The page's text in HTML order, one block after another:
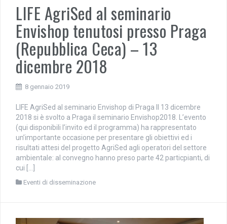
LIFE AgriSed al seminario
Envishop tenutosi presso Praga
(Repubblica Ceca) – 13
dicembre 2018
8 gennaio 2019
LIFE AgriSed al seminario Envishop di Praga Il 13 dicembre
2018 si è svolto a Praga il seminario Envishop2018. L’evento
(qui disponibili l’invito ed il programma) ha rappresentato
un’importante occasione per presentare gli obiettivi ed i
risultati attesi del progetto AgriSed agli operatori del settore
ambientale: al convegno hanno preso parte 42 particpianti, di
cui […]
Eventi di disseminazione